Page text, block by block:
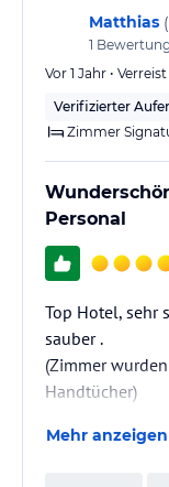
Matthias (
1
Vor 1 Jahr •
Verifizierter
Zimmer
Personal
Top Hotel, sehr
sauber .
(Zimmer
Handtücher)
zuvorkommend.
Mehr anzeigen